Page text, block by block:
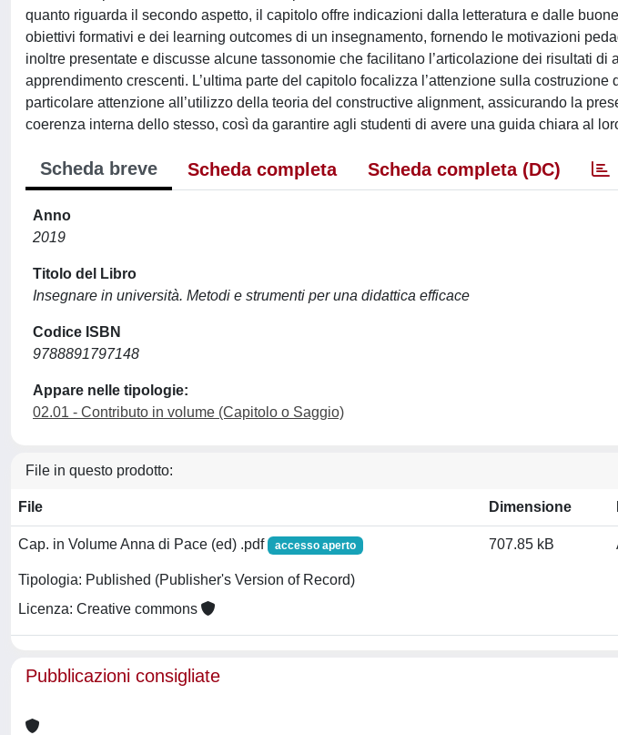
quanto riguarda il secondo aspetto, il capitolo offre indicazioni dalla letteratura e dalle
obiettivi formativi e dei learning outcomes di un insegnamento, fornendo le motivazioni
inoltre presentate e discusse alcune tassonomie che facilitano l’articolazione dei risultati di
apprendimento crescenti. L’ultima parte del capitolo focalizza l’attenzione sulla
particolare attenzione all’utilizzo della teoria del constructive alignment, assicurando la
coerenza interna dello stesso, così da garantire agli studenti di avere una guida chiara al
Scheda breve Scheda completa Scheda completa (DC)
Anno
2019
Titolo del Libro
Insegnare in università. Metodi e strumenti per una didattica efficace
Codice ISBN
9788891797148
Appare nelle tipologie:
02.01 - Contributo in volume (Capitolo o Saggio)
File in questo prodotto:
File Dimensione
Cap. in Volume Anna di Pace (ed) .pdf accesso aperto
Tipologia: Published (Publisher's Version of Record)
Licenza: Creative commons
707.85 kB
Pubblicazioni consigliate